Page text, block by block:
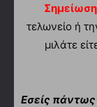
Σημείωση
τελωνείο ή
μιλάτε
Εσείς πάντως